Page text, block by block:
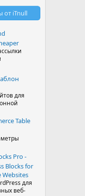
от iTnull
для
Table
Pro -
Blocks for
Websites
для
веб-